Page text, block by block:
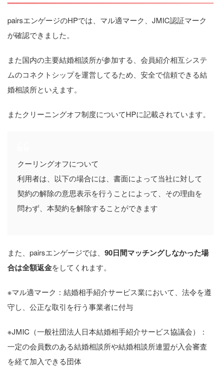
pairsエンゲージのHPでは、マル適マーク、JMIC認証マーク
が確認できました。
また国内の主要結婚相談所が参加する、会員紹介相互システ
ムのコネクトシップを運営してるため、安全で信頼できる結
婚相談所といえます。
またクリーニングオフ制度についてHPに記載されています。
クーリングオフについて
利用者は、以下の場合には、書面によって当社に対して
契約の解除の意思表示を行うことによって、その理由を
問わず、本契約を解除することができます
また、pairsエンゲージでは、 90日間マッチングしなかった場
合は全額返金をしてくれます。
※マル適マーク：結婚相手紹介サービス業において、法令を遵
守し、公正な取引を行う事業者に付与
※JMIC（一般社団法人日本結婚相手紹介サービス協議会）：
一定の会員数のある結婚相談所や結婚相談所連盟が入会審査
を経て加入できる団体